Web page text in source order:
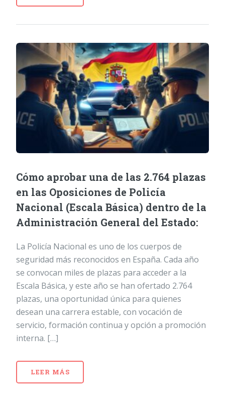
Cómo aprobar una de las 2.764 plazas
en las Oposiciones de Policía
Nacional (Escala Básica) dentro de la
Administración General del Estado:
La Policía Nacional es uno de los cuerpos de
seguridad más reconocidos en España. Cada año
se convocan miles de plazas para acceder a la
Escala Básica, y este año se han ofertado 2.764
plazas, una oportunidad única para quienes
desean una carrera estable, con vocación de
servicio, formación continua y opción a promoción
interna. […]
LEER MÁS